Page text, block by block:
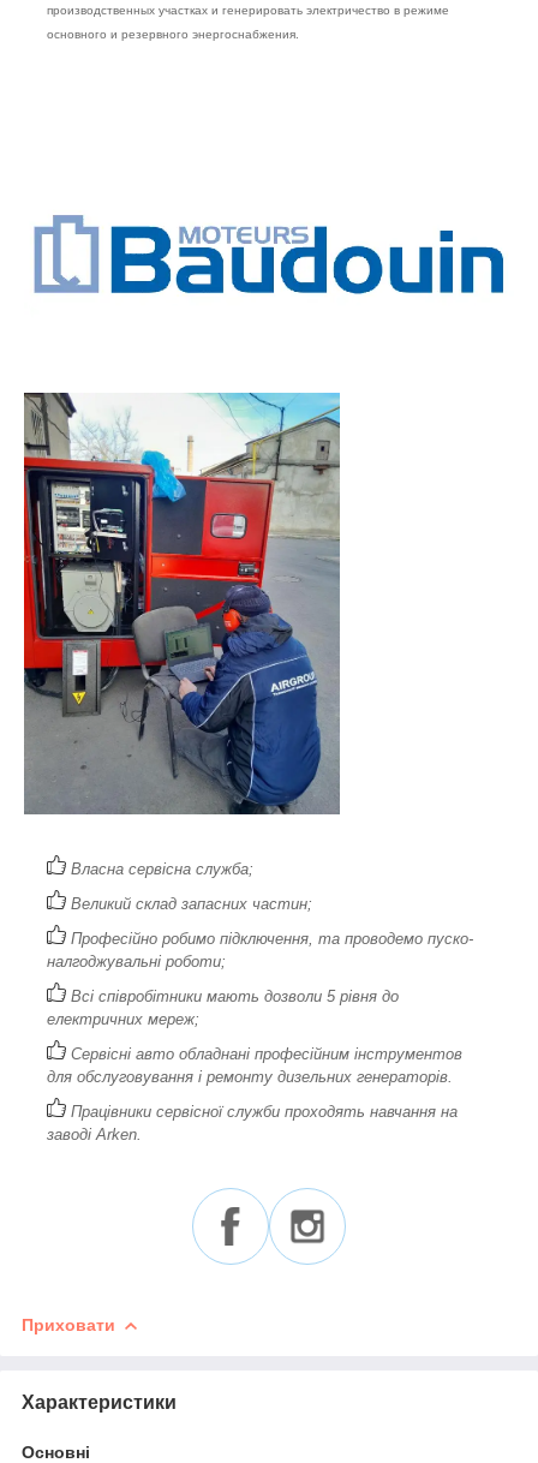
производственных участках и генерировать электричество в режиме
основного и резервного энергоснабжения.
Власна сервісна служба;
Великий склад запасних частин;
Професійно робимо підключення, та проводемо пуско-
налгоджувальні роботи;
Всі співробітники мають дозволи 5 рівня до
електричних мереж;
Сервісні авто обладнані професійним інструментов
для обслуговування і ремонту дизельних генераторів.
Працівники сервісної служби проходять навчання на
заводі Arken.
Приховати
Характеристики
Основні